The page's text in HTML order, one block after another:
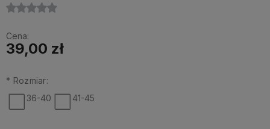
Cena:
39,00 zł
* Rozmiar:
36-40
41-45